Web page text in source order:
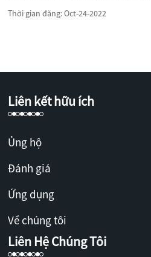
Thời gian đăng: Oct-24-2022
Liên kết hữu ích
Ủng hộ
Đánh giá
Ứng dụng
Về chúng tôi
Liên Hệ Chúng Tôi